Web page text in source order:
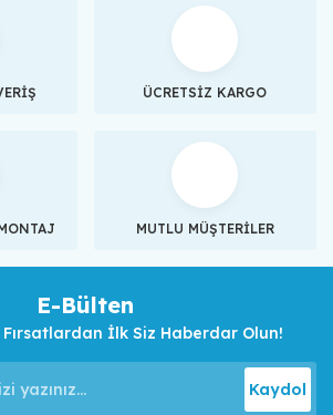
ÜCRETSİZ KARGO
MUTLU MÜŞTERİLER
E-Bülten
İlk Siz Haberdar Olun!
Kaydol